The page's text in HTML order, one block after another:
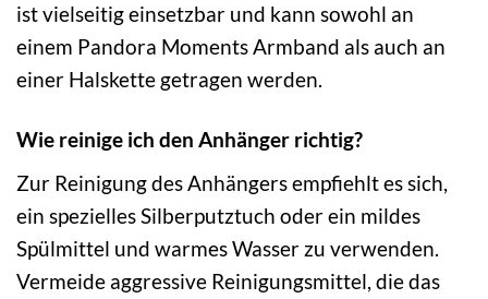
ist vielseitig einsetzbar und kann sowohl an
einem Pandora Moments Armband als auch an
einer Halskette getragen werden.
Wie reinige ich den Anhänger richtig?
Zur Reinigung des Anhängers empfiehlt es sich,
ein spezielles Silberputztuch oder ein mildes
Spülmittel und warmes Wasser zu verwenden.
Vermeide aggressive Reinigungsmittel, die das